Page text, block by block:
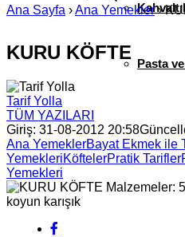
Pasta
Ana Sayfa ›Ana Yemekler›
KURU KÖFTE
Tarif Yolla
TÜM YAZILARI
Giriş: 31-08-2012 20:58
Ana YemeklerBayat Ekmek ile
YemekleriKöftelerPratik Tarifler
Yemekleri